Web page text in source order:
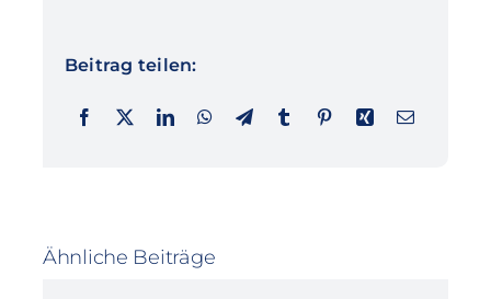
Beitrag teilen:
Ähnliche Beiträge